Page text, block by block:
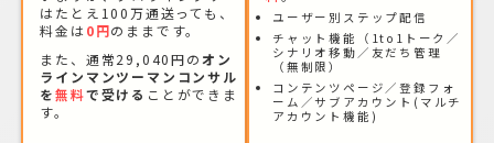
はたとえ100万通送っても、
料金は 0円のままです。
また、通常29,040円のオン
ラインマンツーマンコンサル
を無料で受ける ことができま
す。
ユーザー別ステップ配信
チャット機能（1to1トーク／
シナリオ移動／友だち管理
（無制限）
コンテンツページ／登録フォ
ーム／サブアカウント(マルチ
アカウント機能)